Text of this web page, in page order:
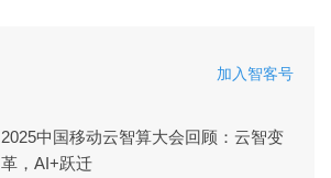
加入智客号
2025中国移动云智算大会回顾：云智变
革，AI+跃迁